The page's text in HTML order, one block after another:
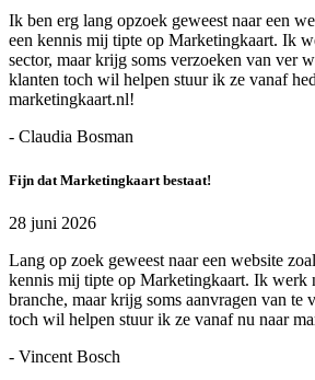
Ik ben erg lang opzoek geweest naar een
een kennis mij tipte op Marketingkaart. Ik
sector, maar krijg soms verzoeken van ver
klanten toch wil helpen stuur ik ze vanaf
marketingkaart.nl!
- Claudia Bosman
Fijn dat Marketingkaart bestaat!
28 juni 2026
Lang op zoek geweest naar een website
kennis mij tipte op Marketingkaart. Ik werk
branche, maar krijg soms aanvragen van te
toch wil helpen stuur ik ze vanaf nu naar
- Vincent Bosch